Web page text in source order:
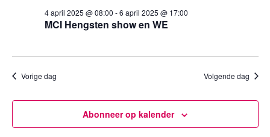
MCI Hengsten show en WE
4 april 2025 @ 08:00 -6 april 2025 @ 17:00
Vorige dag Volgende dag
Abonneer op kalender